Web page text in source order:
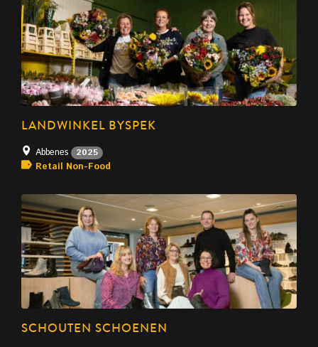
LANDWINKEL BYSPEK
Abbenes 2025
Retail Non-Food
SCHOUTEN SCHOENEN